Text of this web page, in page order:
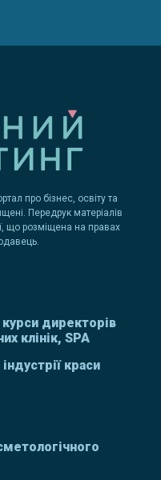
про бізнес, освіту та
Передрук матеріалів
що розміщена на правах
директорів
клінік, SPA
краси